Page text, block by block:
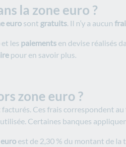
la zone euro ?
euro sont gratuits. Il n’y a aucun
et les paiements en devise réalisés
pour en savoir plus.
zone euro ?
Ces frais correspondent au
utilisée. Certaines banques
est de 2,30 % du montant de la